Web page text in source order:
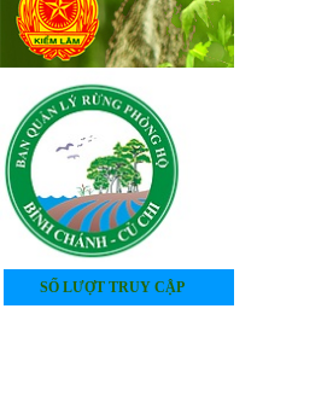
SỐ LƯỢT TRUY CẬP